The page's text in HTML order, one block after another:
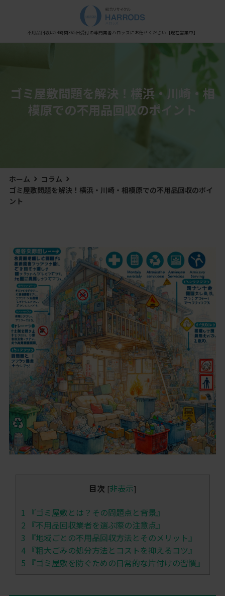
不用品回収は24時間365日受付の専門業者ハロッズにお任せください 【現在営業中】
/home/xs0909/kaisyu-fuyouhin.com/public_html/wp-content/themes/hestia/inc/views/blog/class-
ゴミ屋敷問題を解決！横浜・川崎・相
模原での不用品回収のポイント
ホーム
コラム
ゴミ屋敷問題を解決！横浜・川崎・相模原での不用品回収のポイ
ント
目次 [非表示]
1 『ゴミ屋敷とは？その問題点と背景』
2 『不用品回収業者を選ぶ際の注意点』
3 『地域ごとの不用品回収方法とそのメリット』
4『粗大ごみの処分方法とコストを抑えるコツ』
5 『ゴミ屋敷を防ぐための日常的な片付けの習慣』